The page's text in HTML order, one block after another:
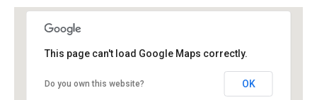
This page can't load Google Maps correctly.
Do you own this website? OK